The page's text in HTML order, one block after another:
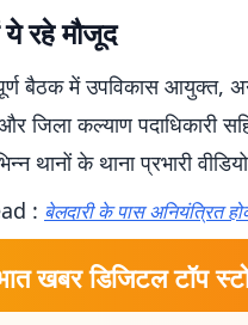
रहे मौजूद
बैठक में उपविकास आयुक्त,
जिला कल्याण पदाधिकारी
थानों के थाना प्रभारी
: बेलदारी के पास अनियंत्रित
खबर डिजिटल टॉप